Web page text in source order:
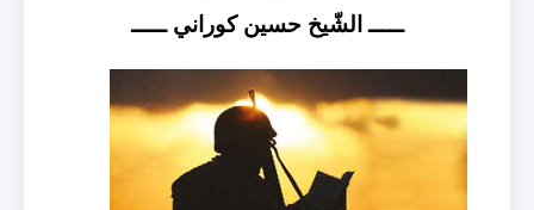
ـــــ الشّيخ حسين كوراني ـــــ